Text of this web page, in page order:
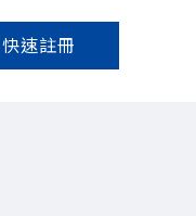
快速註冊